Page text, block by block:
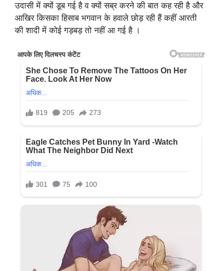
उदासी में क्यों डूब गई है व क्यों सब्र करने की बात कह रही है और
आखिर किसका हिसाब भगवान के हवाले छोड़ रही हैं कहीं आरती
की शादी में कोई गड़बड़ तो नहीं आ गई है ।